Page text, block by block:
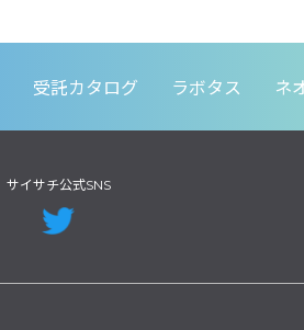
受託カタログ ラボタス ネ
サイサチ公式SNS